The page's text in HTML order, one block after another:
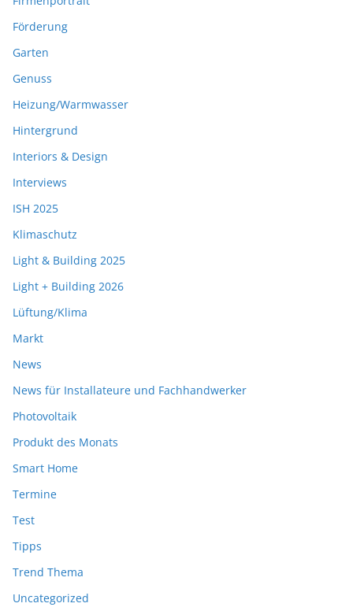
Förderung
Garten
Genuss
Heizung/Warmwasser
Hintergrund
Interiors & Design
Interviews
ISH 2025
Klimaschutz
Light & Building 2025
Light + Building 2026
Lüftung/Klima
Markt
News
News für Installateure und Fachhandwerker
Photovoltaik
Produkt des Monats
Smart Home
Termine
Test
Tipps
Trend Thema
Uncategorized